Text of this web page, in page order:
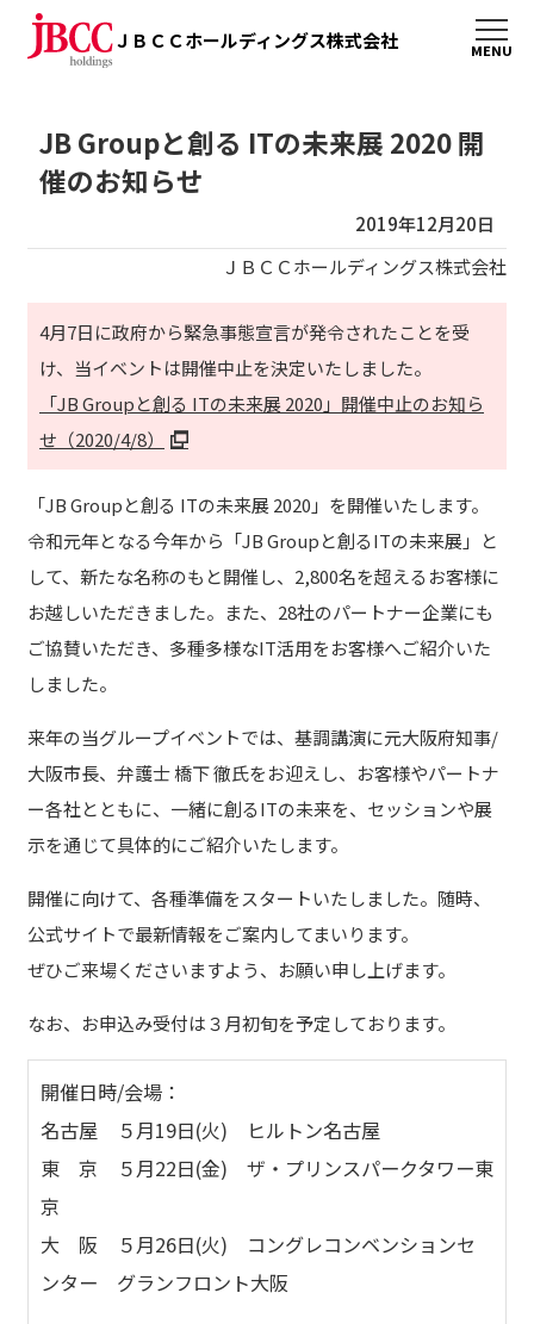
ＪＢＣＣホールディングス株式会社
JB Groupと創る ITの未来展 2020 開
催のお知らせ
2019年12月20日
ＪＢＣＣホールディングス株式会社
4月7日に政府から緊急事態宣言が発令されたことを受
け、当イベントは開催中止を決定いたしました。
「JB Groupと創る ITの未来展 2020」開催中止のお知ら
せ（2020/4/8）
「JB Groupと創る ITの未来展 2020」を開催いたします。
令和元年となる今年から「JB Groupと創るITの未来展」と
して、新たな名称のもと開催し、2,800名を超えるお客様に
お越しいただきました。また、28社のパートナー企業にも
ご協賛いただき、多種多様なIT活用をお客様へご紹介いた
しました。
来年の当グループイベントでは、基調講演に元大阪府知事/
大阪市長、弁護士 橋下 徹氏をお迎えし、お客様やパートナ
ー各社とともに、一緒に創るITの未来を、セッションや展
示を通じて具体的にご紹介いたします。
開催に向けて、各種準備をスタートいたしました。随時、
公式サイトで最新情報をご案内してまいります。
ぜひご来場くださいますよう、お願い申し上げます。
なお、お申込み受付は３月初旬を予定しております。
開催日時/会場：
名古屋 ５月19日(火) ヒルトン名古屋
東 京 ５月22日(金) ザ・プリンスパークタワー東
京
大 阪 ５月26日(火) コングレコンベンションセ
ンター グランフロント大阪